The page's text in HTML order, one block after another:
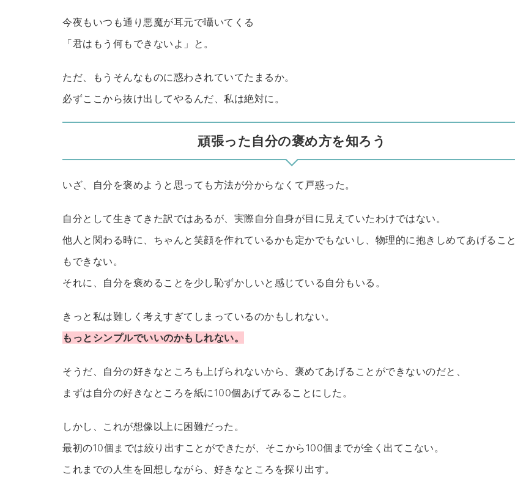
今夜もいつも通り悪魔が耳元で囁いてくる
「君はもう何もできないよ」と。
ただ、もうそんなものに惑わされていてたまるか。
必ずここから抜け出してやるんだ、私は絶対に。
頑張った自分の褒め方を知ろう
いざ、自分を褒めようと思っても方法が分からなくて戸惑った。
自分として生きてきた訳ではあるが、実際自分自身が目に見えていたわけではない。
他人と関わる時に、ちゃんと笑顔を作れているかも定かでもないし、物理的に抱きしめてあげること
もできない。
それに、自分を褒めることを少し恥ずかしいと感じている自分もいる。
きっと私は難しく考えすぎてしまっているのかもしれない。
もっとシンプルでいいのかもしれない。
そうだ、自分の好きなところも上げられないから、褒めてあげることができないのだと、
まずは自分の好きなところを紙に100個あげてみることにした。
しかし、これが想像以上に困難だった。
最初の10個までは絞り出すことができたが、そこから100個までが全く出てこない。
これまでの人生を回想しながら、好きなところを探り出す。